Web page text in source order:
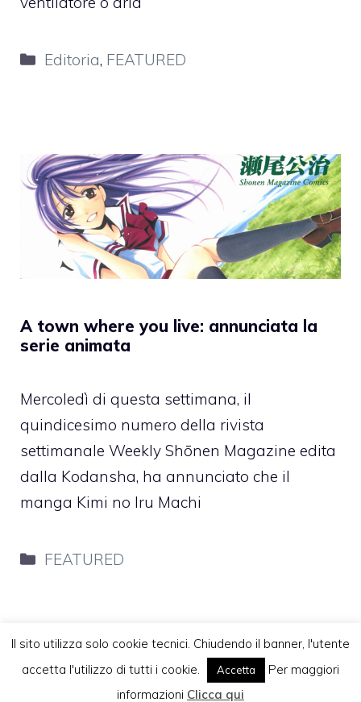
Categorie
Editoria, FEATURED
A town where you live: annunciata la
serie animata
Mercoledì di questa settimana, il
quindicesimo numero della rivista
settimanale Weekly Shōnen Magazine edita
dalla Kodansha, ha annunciato che il
manga Kimi no Iru Machi
Categorie
FEATURED
Komixjam.it © 2026 Tutti i diritti riservati
Il sito utilizza solo cookie tecnici. Chiudendo il banner, l'utente
accetta l'utilizzo di tutti i cookie.
Accetta
Per maggiori
informazioni Clicca qui
Vuoi pubblicare sul nostro network?